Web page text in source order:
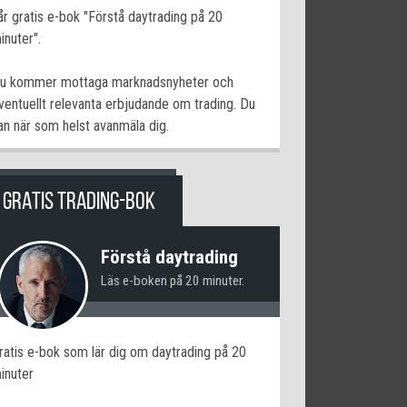
gratis e-bok "Förstå daytrading på 20
kommer mottaga marknadsnyheter och
relevanta erbjudande om trading. Du
när som helst avanmäla dig.
GRATIS TRADING-BOK
Förstå daytrading
Läs e-boken på 20 minuter.
e-bok som lär dig om daytrading på 20